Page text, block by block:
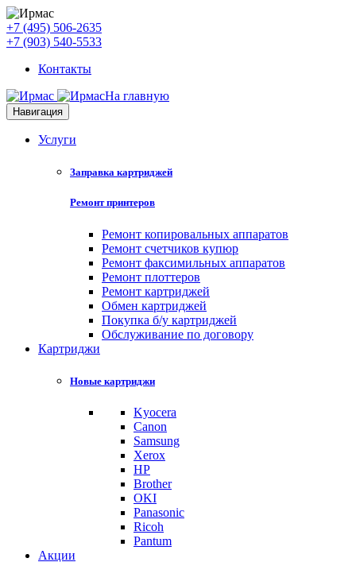
+7 (495) 506-2635
+7 (903) 540-5533
Контакты
На главную
Навигация
Услуги
Заправка картриджей
Ремонт принтеров
Ремонт копировальных аппаратов
Ремонт счетчиков купюр
Ремонт факсимильных аппаратов
Ремонт плоттеров
Ремонт картриджей
Обмен картриджей
Покупка б/у картриджей
Обслуживание по договору
Картриджи
Новые картриджи
Kyocera
Canon
Samsung
Xerox
HP
Brother
OKI
Panasonic
Ricoh
Pantum
Акции